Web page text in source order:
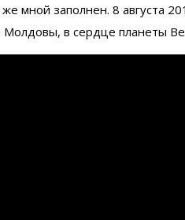
мной заполнен. 8 августа
в сердце планеты